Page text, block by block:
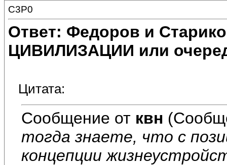
C3P0
Ответ: Федоров и
ЦИВИЛИЗАЦИИ или
Цитата:
Сообщение от квн
тогда знаете, что с
концепции